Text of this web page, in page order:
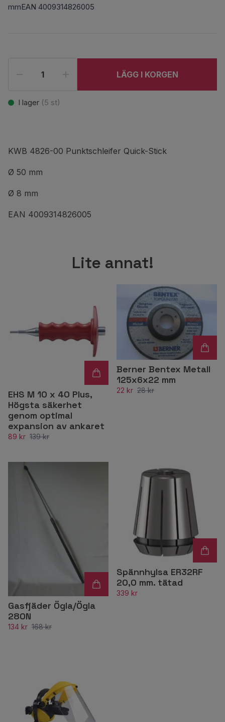
mmEAN 4009314826005
LÄGG I KORGEN
I lager (5 st)
KWB 4826-00 Punktschleifer Quick-Stick
Ø 50 mm
Ø 8 mm
EAN 4009314826005
Lite annat!
EHS M 10 x 40 Plus,
Högsta säkerhet
genom optimal
expansion av ankaret
89 kr 139 kr
Berner Bentex Metall
125x6x22 mm
22 kr 28 kr
Gasfjäder Ögla/Ögla
280N
134 kr 168 kr
Spännhylsa ER32RF
20,0 mm. tätad
339 kr